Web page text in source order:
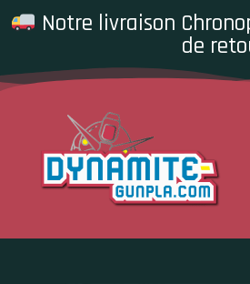
Notre livraison
de